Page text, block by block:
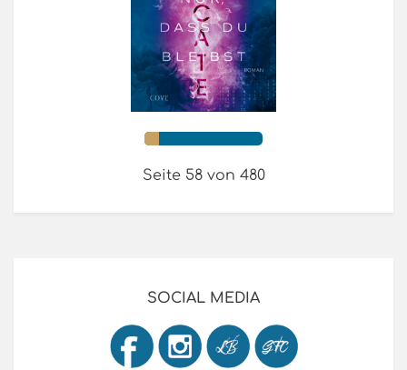
Seite 58 von 480
SOCIAL MEDIA